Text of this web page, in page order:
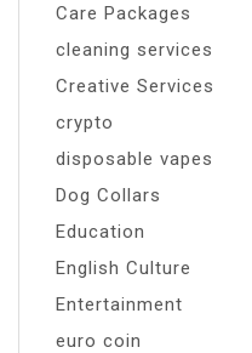
Care Packages
cleaning services
Creative Services
crypto
disposable vapes
Dog Collars
Education
English Culture
Entertainment
euro coin